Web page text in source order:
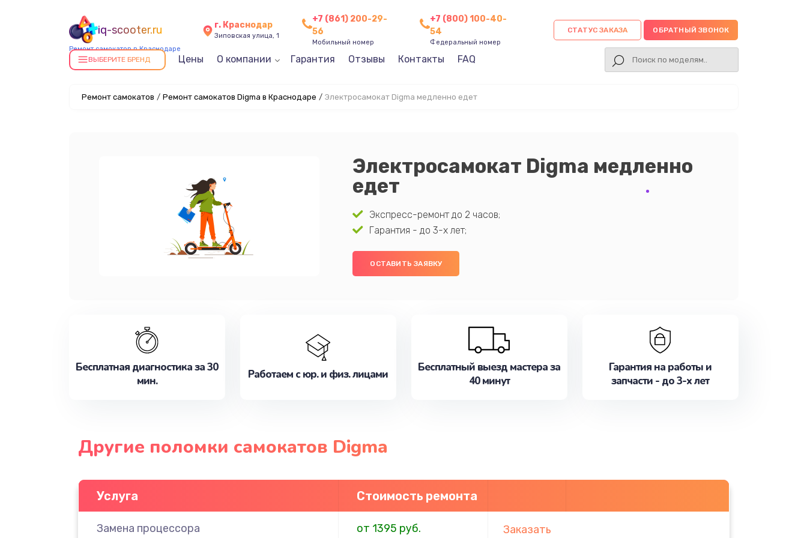
iq-scooter.ru
Ремонт самокатов в Краснодаре
г. Краснодар
Зиповская улица, 1
+7 (861) 200-29-
56
Мобильный номер
+7 (800) 100-40-
54
Федеральный номер
СТАТУС ЗАКАЗА ОБРАТНЫЙ ЗВОНОК
ВЫБЕРИТЕ БРЕНД Цены О компании Гарантия Отзывы Контакты FAQ
Ремонт самокатов / Ремонт самокатов Digma в Краснодаре / Электросамокат Digma медленно едет
Электросамокат Digma медленно
едет
Экспресс-ремонт до 2 часов;
Гарантия - до 3-х лет;
ОСТАВИТЬ ЗАЯВКУ
Бесплатная диагностика за 30
мин.
Работаем с юр. и физ. лицами
Бесплатный выезд мастера за
40 минут
Гарантия на работы и
запчасти - до 3-х лет
Другие поломки самокатов Digma
Услуга Стоимость ремонта
Замена процессора от 1395 руб. Заказать